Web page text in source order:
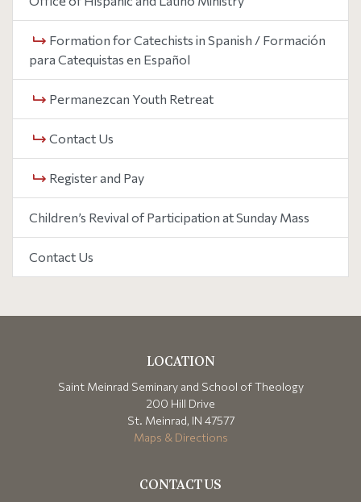
Formation for Catechists in Spanish / Formación
para Catequistas en Español
Permanezcan Youth Retreat
Contact Us
Register and Pay
Children’s Revival of Participation at Sunday Mass
Contact Us
LOCATION
Saint Meinrad Seminary and School of Theology
200 Hill Drive
St. Meinrad, IN 47577
Maps & Directions
CONTACT US